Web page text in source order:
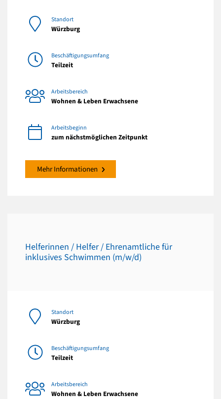
Standort
Würzburg
Beschäftigungsumfang
Teilzeit
Arbeitsbereich
Wohnen & Leben Erwachsene
Arbeitsbeginn
zum nächstmöglichen Zeitpunkt
Mehr Informationen
Helferinnen / Helfer / Ehrenamtliche für
inklusives Schwimmen (m/w/d)
Standort
Würzburg
Beschäftigungsumfang
Teilzeit
Arbeitsbereich
Wohnen & Leben Erwachsene